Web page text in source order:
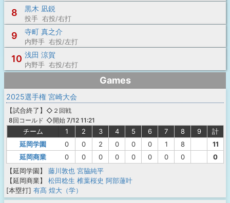
8 黒木 凪鋭
投手 右投/右打
9 寺町 真之介
内野手 右投/左打
10 浅田 涼賀
内野手 右投/右打
Games
2025選手権 宮崎大会
【試合終了 】
8回コールド
◇２回戦
◇開始 7/12 11:21
チーム 1 2 3 4 5 6 7 8 9
計
延岡学園
0 0 2 0 0 0 1 8
11
延岡商業
0 0 0 0 0 0 0 0
0
【延岡学園】
藤川敦也 宮脇純平
【延岡商業】
松田稔生 椎葉桜史 阿部蓮叶
[本塁打] 有髙 煌大（学）